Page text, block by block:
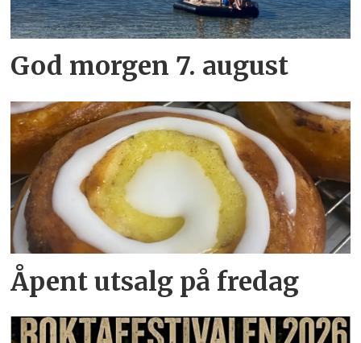
God morgen 7. august
Åpent utsalg på fredag